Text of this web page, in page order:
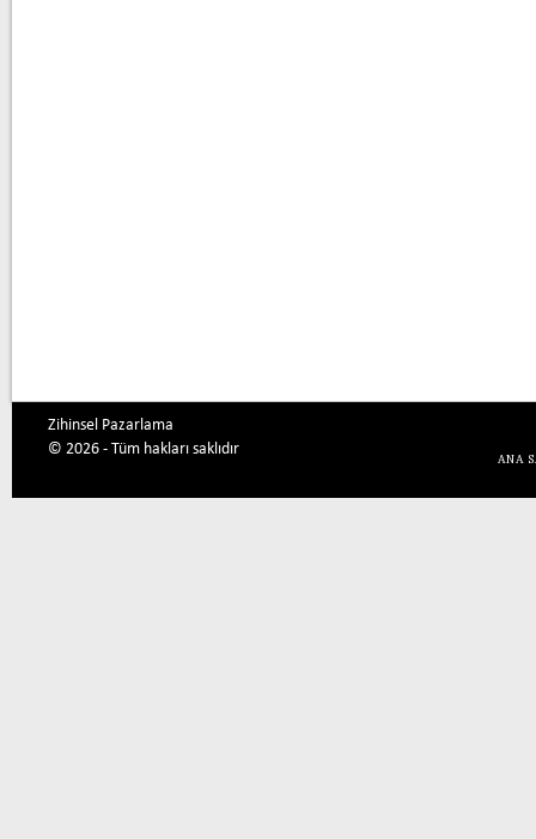
Zihinsel Pazarlama
© 2026 - Tüm hakları saklıdır
ANA